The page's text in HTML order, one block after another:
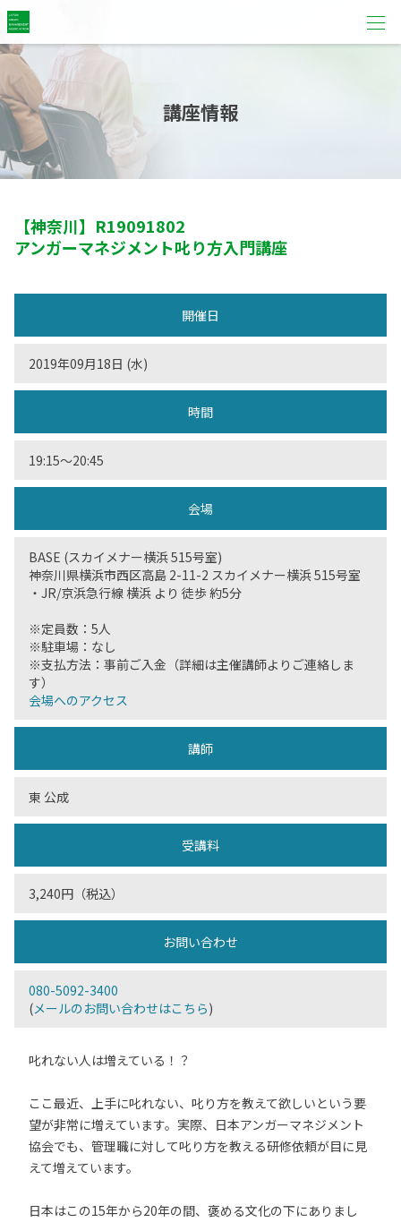
講座情報
【神奈川】 R19091802
アンガーマネジメント叱り方入門講座
開催日
2019年09月18日 (水)
時間
19:15〜20:45
会場
BASE (スカイメナー横浜 515号室)
神奈川県横浜市西区高島 2-11-2 スカイメナー横浜 515号室
・JR/京浜急行線 横浜 より 徒歩 約5分
※定員数：5人
※駐車場：なし
※支払方法：事前ご入金（詳細は主催講師よりご連絡しま
す）
会場へのアクセス
講師
東 公成
受講料
3,240円（税込）
お問い合わせ
080-5092-3400
(メールのお問い合わせはこちら)
叱れない人は増えている！？
ここ最近、上手に叱れない、叱り方を教えて欲しいという要
望が非常に増えています。実際、日本アンガーマネジメント
協会でも、管理職に対して叱り方を教える研修依頼が目に見
えて増えています。
日本はこの15年から20年の間、褒める文化の下にありまし